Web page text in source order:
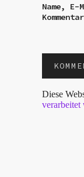
Name,
Diese
verarbeitet